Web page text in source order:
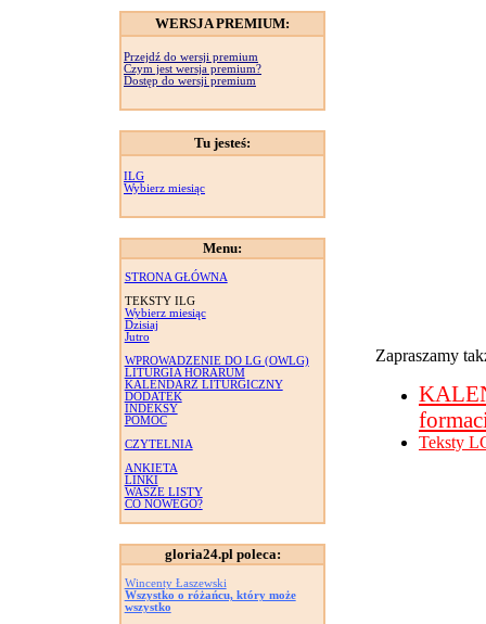
WERSJA PREMIUM:
Przejdź do wersji premium
Czym jest wersja premium?
Dostęp do wersji premium
Tu jesteś:
ILG
Wybierz miesiąc
Menu:
STRONA GŁÓWNA
TEKSTY ILG
Wybierz miesiąc
Dzisiaj
Jutro
WPROWADZENIE DO LG (OWLG)
LITURGIA HORARUM
KALENDARZ LITURGICZNY
DODATEK
INDEKSY
POMOC
CZYTELNIA
ANKIETA
LINKI
WASZE LISTY
CO NOWEGO?
gloria24.pl poleca:
Wincenty Łaszewski
Wszystko o różańcu, który może
wszystko
Zapraszamy
Teksty